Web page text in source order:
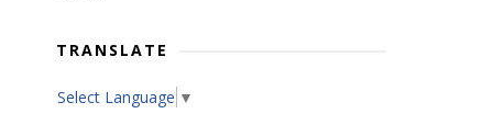
TRANSLATE
Select Language ▼